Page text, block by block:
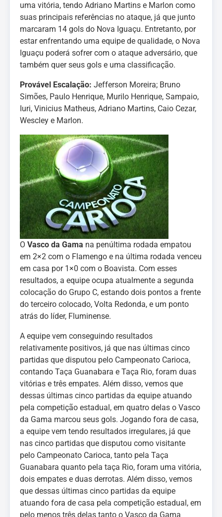
uma vitória, tendo Adriano Martins e Marlon como
suas principais referências no ataque, já que junto
marcaram 14 gols do Nova Iguaçu. Entretanto, por
estar enfrentando uma equipe de qualidade, o Nova
Iguaçu poderá sofrer com o ataque adversário, que
também quer seus gols e uma classificação.
Provável Escalação: Jefferson Moreira; Bruno
Simões, Paulo Henrique, Murilo Henrique, Sampaio,
Iuri, Vinicius Matheus, Adriano Martins, Caio Cezar,
Wescley e Marlon.
O Vasco da Gama na penúltima rodada empatou
em 2×2 com o Flamengo e na última rodada venceu
em casa por 1×0 com o Boavista. Com esses
resultados, a equipe ocupa atualmente a segunda
colocação do Grupo C, estando dois pontos a frente
do terceiro colocado, Volta Redonda, e um ponto
atrás do líder, Fluminense.
A equipe vem conseguindo resultados
relativamente positivos, já que nas últimas cinco
partidas que disputou pelo Campeonato Carioca,
contando Taça Guanabara e Taça Rio, foram duas
vitórias e três empates. Além disso, vemos que
dessas últimas cinco partidas da equipe atuando
pela competição estadual, em quatro delas o Vasco
da Gama marcou seus gols. Jogando fora de casa,
a equipe vem tendo resultados irregulares, já que
nas cinco partidas que disputou como visitante
pelo Campeonato Carioca, tanto pela Taça
Guanabara quanto pela taça Rio, foram uma vitória,
dois empates e duas derrotas. Além disso, vemos
que dessas últimas cinco partidas da equipe
atuando fora de casa pela competição estadual, em
pelo menos três delas tanto o Vasco da Gama